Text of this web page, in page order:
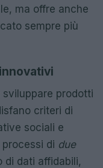
ma offre anche
sempre più
prodotti
criteri di
sociali e
processi di due
di dati affidabili,